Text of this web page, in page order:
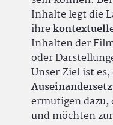
Inhalte legt die
ihre
Inhalten der
oder
Unser Ziel ist
ermutigen
und möchten